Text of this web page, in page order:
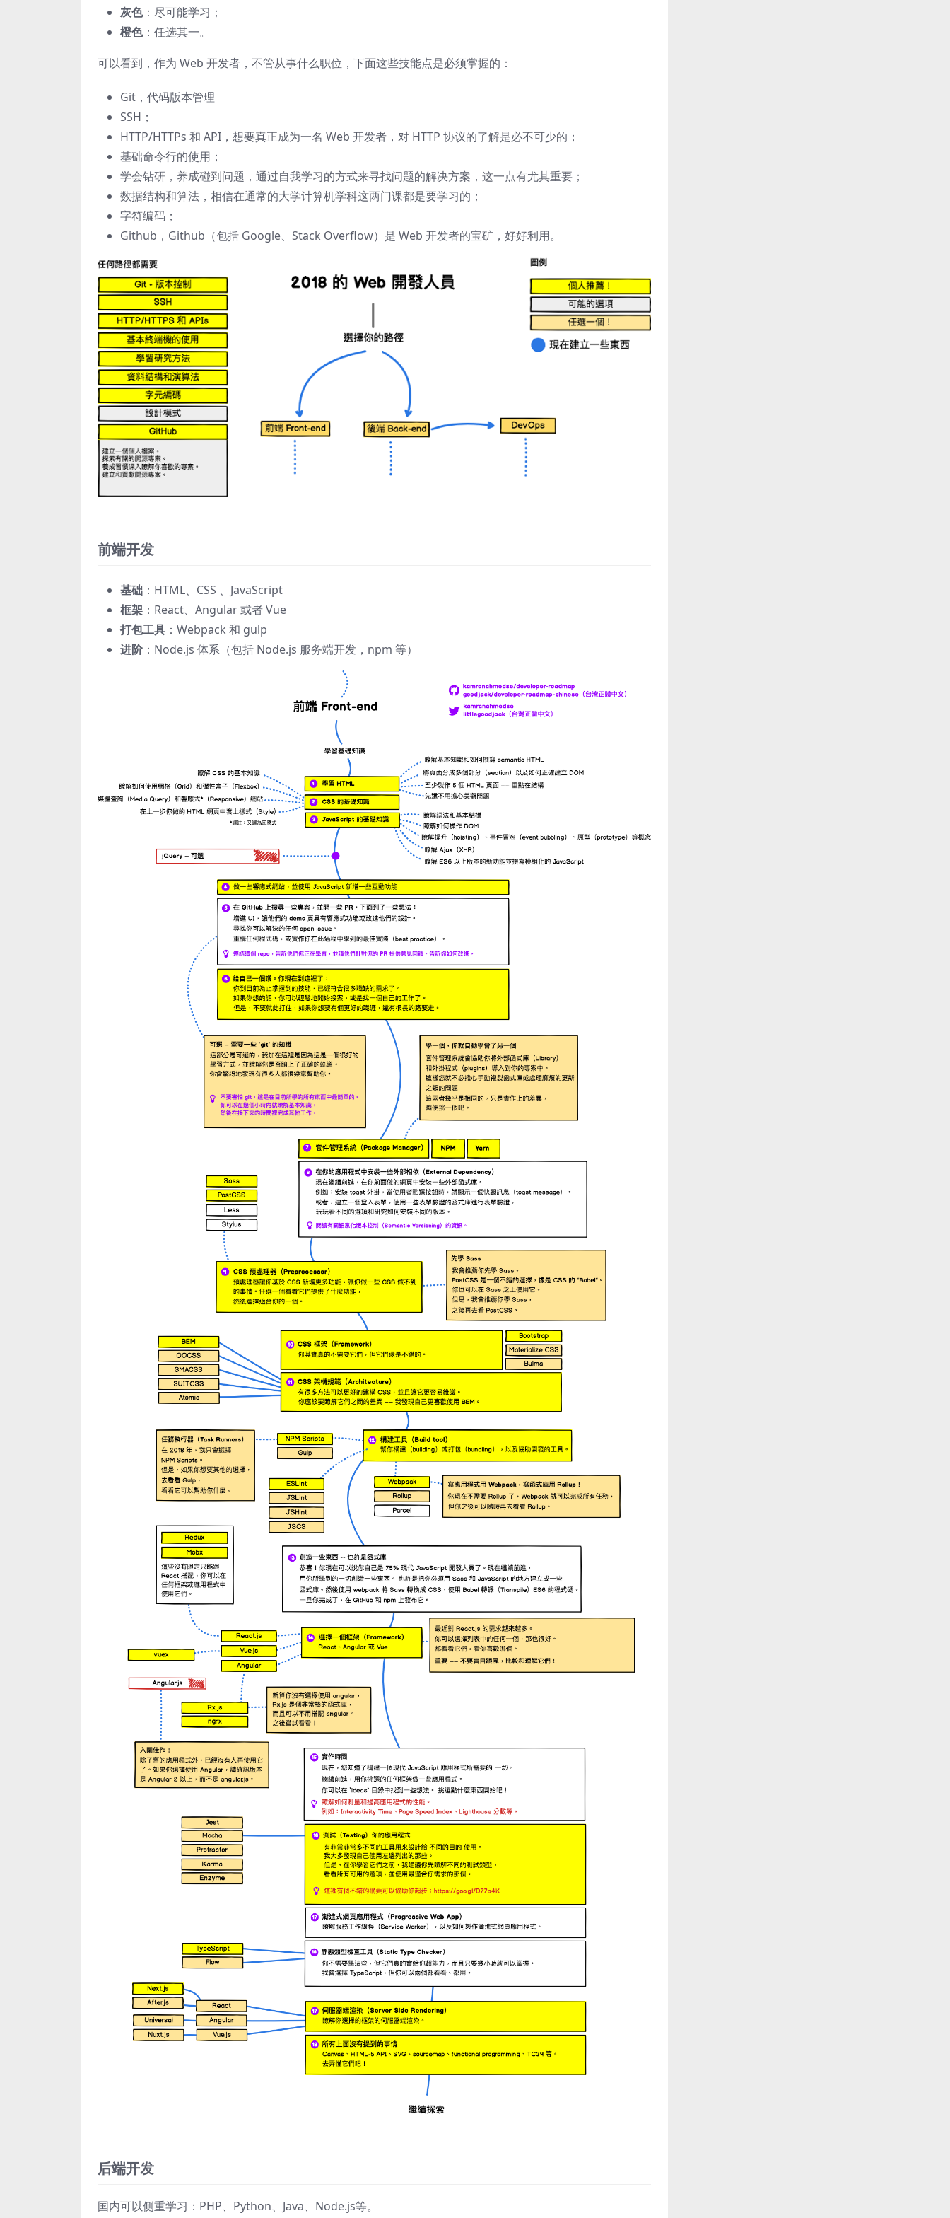
灰色：尽可能学习；
橙色：任选其一。
可以看到，作为 Web 开发者，不管从事什么职位，下面这些技能点是必须掌握的：
Git，代码版本管理
SSH；
HTTP/HTTPs 和 API，想要真正成为一名 Web 开发者，对 HTTP 协议的了解是必不可少的；
基础命令行的使用；
学会钻研，养成碰到问题，通过自我学习的方式来寻找问题的解决方案，这一点有尤其重要；
数据结构和算法，相信在通常的大学计算机学科这两门课都是要学习的；
字符编码；
Github，Github（包括 Google、Stack Overflow）是 Web 开发者的宝矿，好好利用。
前端开发
基础 ：HTML、CSS 、JavaScript
框架 ：React、Angular 或者 Vue
打包工具 ：Webpack 和 gulp
进阶 ：Node.js 体系（包括 Node.js 服务端开发，npm 等）
后端开发
国内可以侧重学习：PHP、Python、Java、Node.js等。